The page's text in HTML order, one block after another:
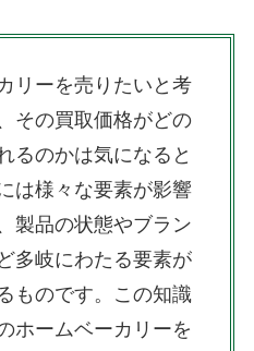
リーを売りたいと考
その買取価格がどの
るのかは気になると
は様々な要素が影響
製品の状態やブラン
多岐にわたる要素が
ものです。この知識
ホームベーカリーを